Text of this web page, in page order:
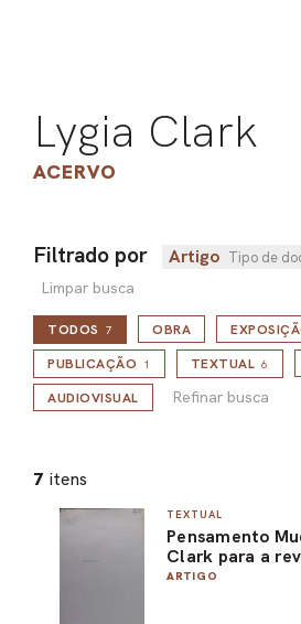
Lygia Clark
ACERVO
Filtrado por Artigo Tipo de
Limpar busca
TODOS 7
Refinar busca
OBRA
PUBLICAÇÃO
1 TEXTUAL 6
AUDIOVISUAL
Refinar busca
7 itens
TEXTUAL
Pensamento
Clark para a
ARTIGO